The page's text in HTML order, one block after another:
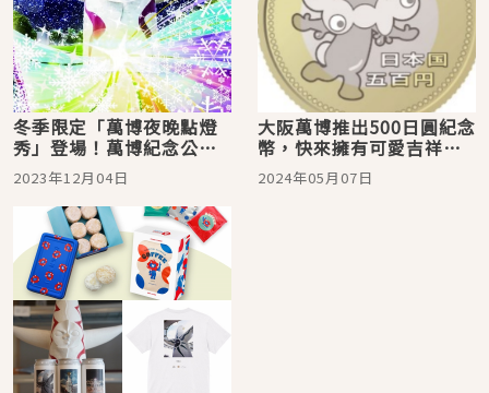
冬季限定「萬博夜晚點燈
秀」登場！萬博紀念公園
期間限定活動
2023年12月04日
大阪萬博推出500日圓紀念
幣，快來擁有可愛吉祥物
的紀念幣吧！
2024年05月07日